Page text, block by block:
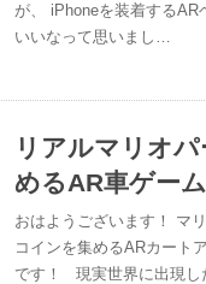
が、 iPhoneを装着する
いいなって思いまし…
リアルマリオ
めるAR車ゲー
おはようございます！ マ
コインを集めるARカート
です！ 現実世界に出現し